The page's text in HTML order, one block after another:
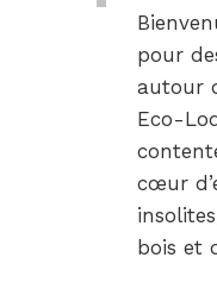
pour
autour
Eco-
cœur
bois et